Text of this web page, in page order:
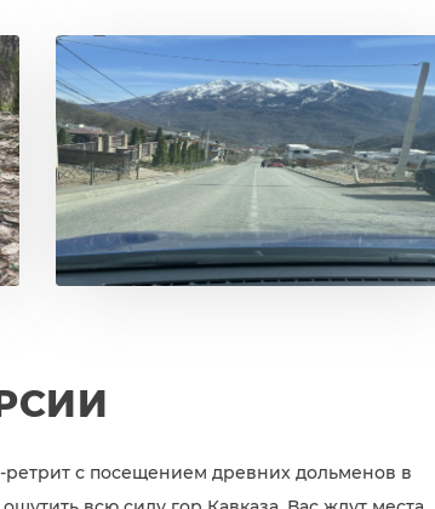
с посещением древних дольменов в